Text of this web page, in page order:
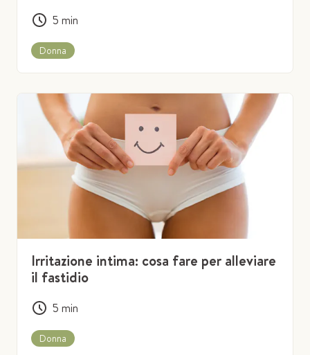
5 min
Donna
Irritazione intima: cosa fare per alleviare
il fastidio
5 min
Donna